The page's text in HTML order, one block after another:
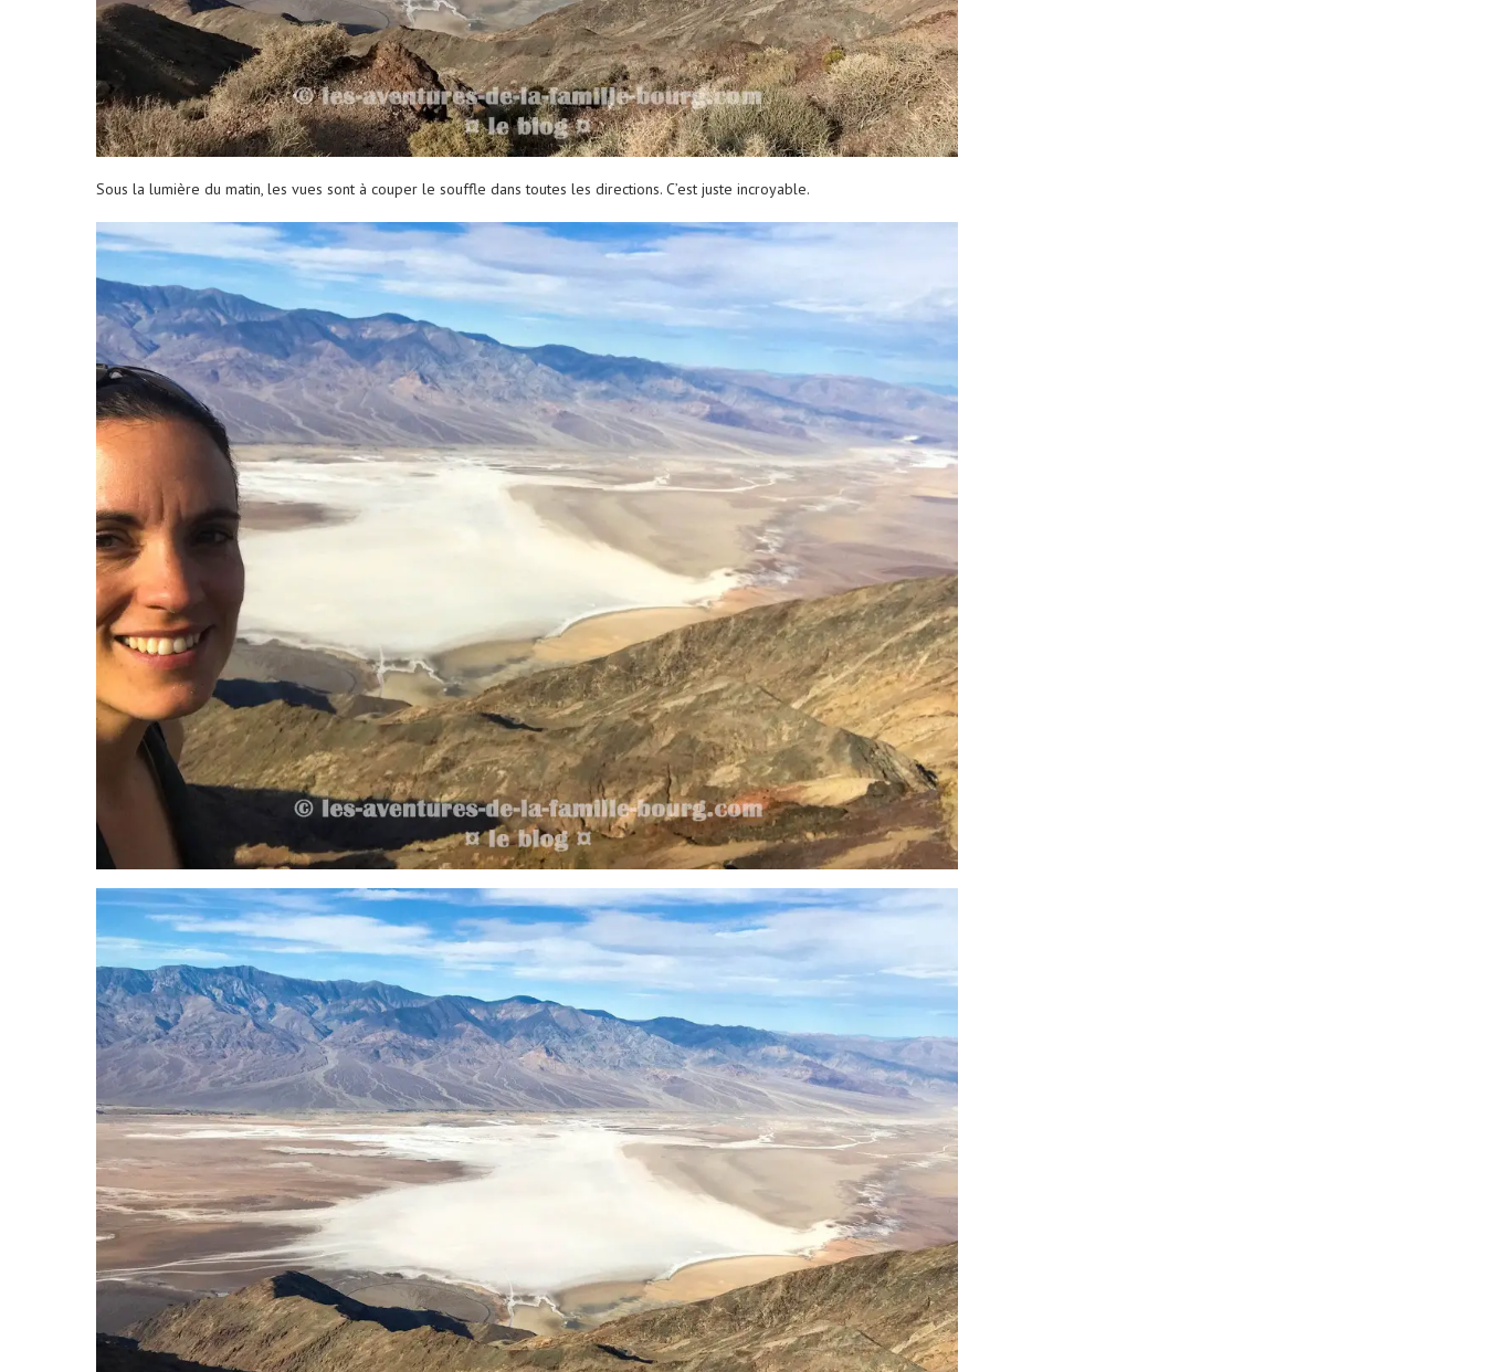
Sous la lumière du matin, les vues sont à couper le souffle dans toutes les directions. C’est juste incroyable.